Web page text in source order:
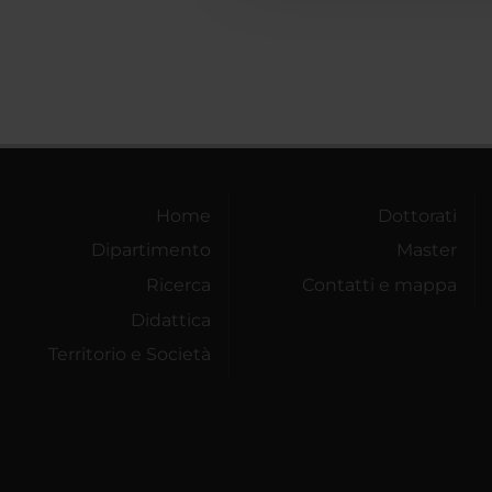
Home
Dipartimento
Ricerca
Didattica
Territorio e Società
Dottorati
Master
Contatti e mappa